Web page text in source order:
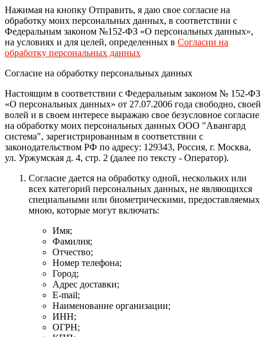
Нажимая на кнопку Отправить, я даю свое согласие на
обработку моих персональных данных, в соответствии с
Федеральным законом №152-ФЗ «О персональных данных»,
на условиях и для целей, определенных в Согласии на
обработку персональных данных
Согласие на обработку персональных данных
Настоящим в соответствии с Федеральным законом № 152-ФЗ
«О персональных данных» от 27.07.2006 года свободно, своей
волей и в своем интересе выражаю свое безусловное согласие
на обработку моих персональных данных ООО "Авангард
система", зарегистрированным в соответствии с
законодательством РФ по адресу: 129343, Россия, г. Москва,
ул. Уржумская д. 4, стр. 2 (далее по тексту - Оператор).
Согласие дается на обработку одной, нескольких или
всех категорий персональных данных, не являющихся
специальными или биометрическими, предоставляемых
мною, которые могут включать:
Имя;
Фамилия;
Отчество;
Номер телефона;
Город;
Адрес доставки;
E-mail;
Наименование организации;
ИНН;
ОГРН;